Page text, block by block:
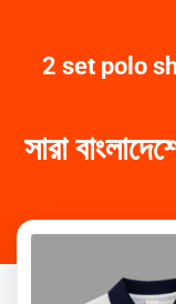
2 set polo
সারা